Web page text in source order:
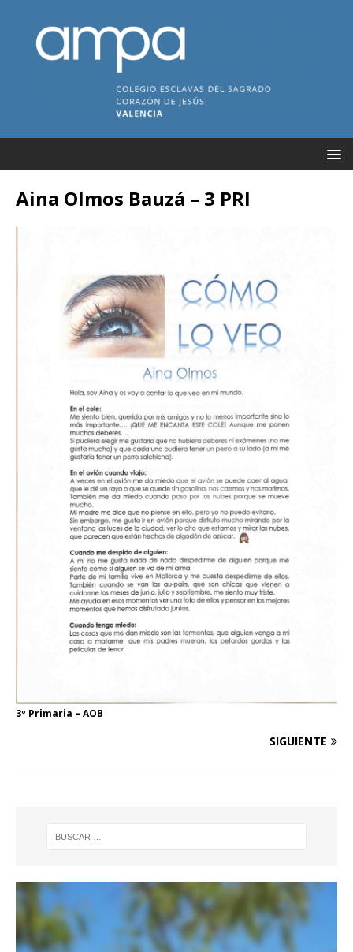
Aina Olmos Bauzá – 3 PRI
3º Primaria – AOB
SIGUIENTE